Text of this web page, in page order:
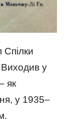
Виходив у
як
у 1935–